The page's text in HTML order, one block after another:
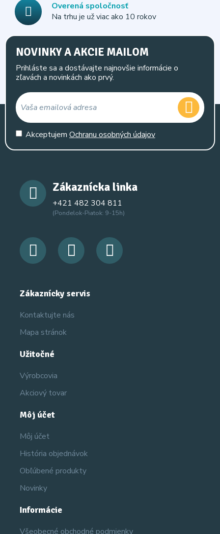
Overená spoločnosť
Na trhu je už viac ako 10 rokov
NOVINKY A AKCIE MAILOM
Prihláste sa a dostávajte najnovšie informácie o
zľavách a novinkách ako prvý.
Akceptujem Ochranu osobných údajov
Zákaznícka linka
+421 482 304 811
(Pondelok-Piatok: 9-15h)
Zákaznícky servis
Kontaktujte nás
Mapa stránok
Užitočné
Výrobcovia
Akciový tovar
Môj účet
Môj účet
História objednávok
Obľúbené produkty
Novinky
Informácie
Všeobecné obchodné podmienky